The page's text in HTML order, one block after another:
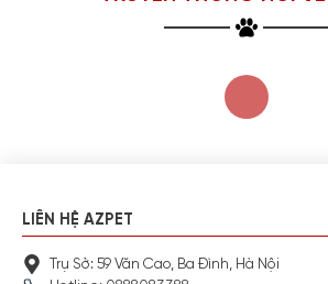
LIÊN HỆ AZPET
Trụ Sở: 59 Văn Cao, Ba Đình, Hà Nội